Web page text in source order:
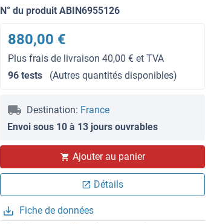
N° du produit ABIN6955126
880,00 €
Plus frais de livraison 40,00 € et TVA
96 tests
(Autres quantités disponibles)
Destination: France
Envoi sous 10 à 13 jours ouvrables
Ajouter au panier
Détails
Fiche de données